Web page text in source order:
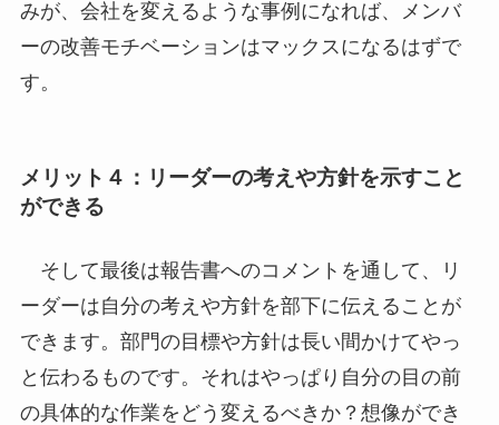
みが、会社を変えるような事例になれば、メンバ
ーの改善モチベーションはマックスになるはずで
す。
メリット４：リーダーの考えや方針を示すこと
ができる
そして最後は報告書へのコメントを通して、リ
ーダーは自分の考えや方針を部下に伝えることが
できます。部門の目標や方針は長い間かけてやっ
と伝わるものです。それはやっぱり自分の目の前
の具体的な作業をどう変えるべきか？想像ができ